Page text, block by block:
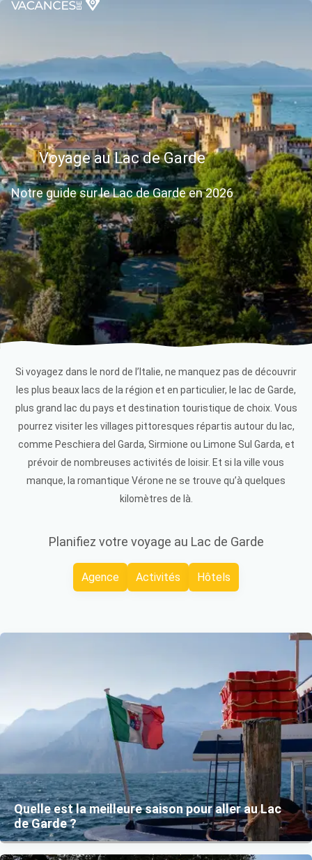
Voyage au Lac de Garde
Notre guide sur le Lac de Garde en 2026
Si voyagez dans le nord de l’Italie, ne manquez pas de découvrir
les plus beaux lacs de la région et en particulier, le lac de Garde,
plus grand lac du pays et destination touristique de choix. Vous
pourrez visiter les villages pittoresques répartis autour du lac,
comme Peschiera del Garda, Sirmione ou Limone Sul Garda, et
prévoir de nombreuses activités de loisir. Et si la ville vous
manque, la romantique Vérone ne se trouve qu’à quelques
kilomètres de là.
Planifiez votre voyage au Lac de Garde
Agence Activités Hôtels
Quelle est la meilleure saison pour aller au Lac
de Garde ?